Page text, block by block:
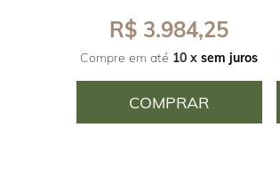
R$ 3.984,25
Compre em até 10 x sem juros
COMPRAR